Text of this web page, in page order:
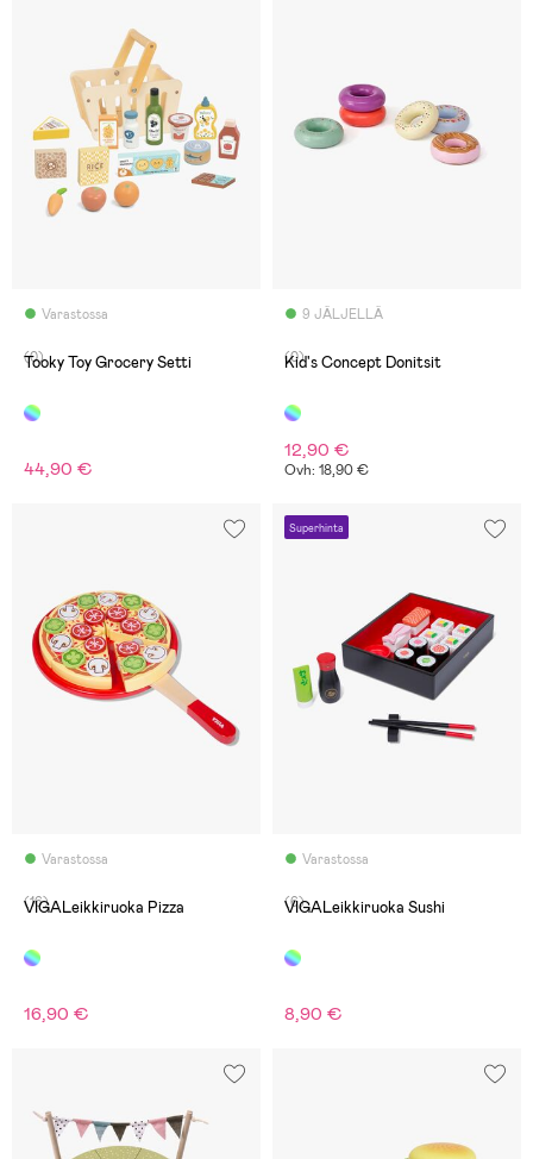
Varastossa
(0)
Tooky Toy Grocery Setti
44,90 €
9 JÄLJELLÄ
(0)
Kid's Concept Donitsit
12,90 €
Ovh: 18,90 €
Varastossa
(16)
VIGALeikkiruoka Pizza
16,90 €
Superhinta
Varastossa
(6)
VIGALeikkiruoka Sushi
8,90 €